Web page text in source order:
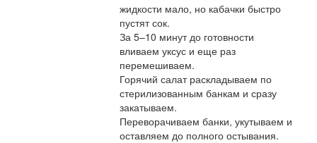
жидкости мало, но кабачки быстро
пустят сок.
За 5–10 минут до готовности
вливаем уксус и еще раз
перемешиваем.
Горячий салат раскладываем по
стерилизованным банкам и сразу
закатываем.
Переворачиваем банки, укутываем и
оставляем до полного остывания.